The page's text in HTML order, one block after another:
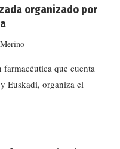
organizado por
que cuenta
Euskadi, organiza el